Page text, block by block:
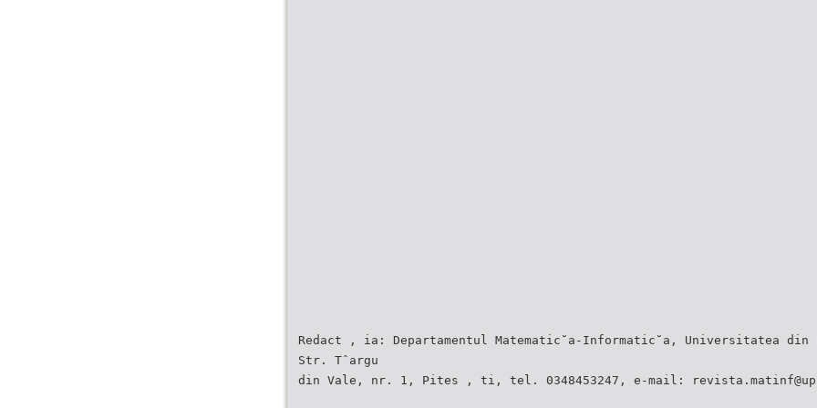
Redact , ia: Departamentul Matematic˘a-Informatic˘a, Universitatea
Str. Tˆargu
din Vale, nr. 1, Pites , ti, tel. 0348453247, e-mail: